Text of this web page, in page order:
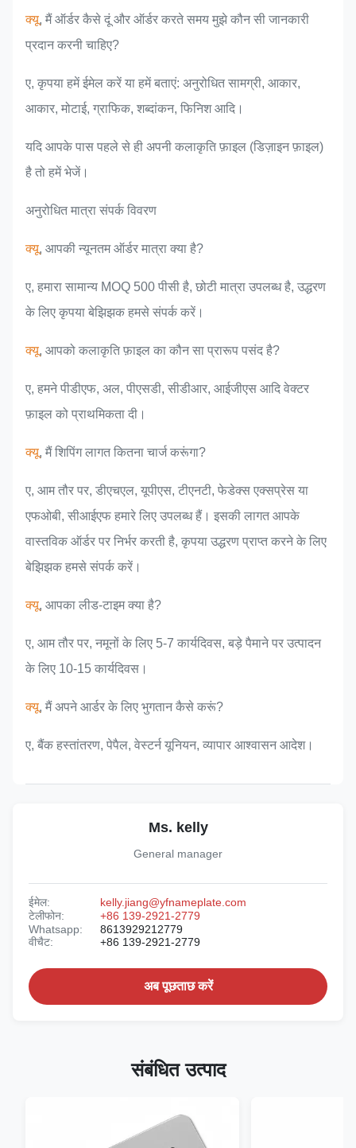
क्यू, मैं ऑर्डर कैसे दूं और ऑर्डर करते समय मुझे कौन सी जानकारी
प्रदान करनी चाहिए?
ए, कृपया हमें ईमेल करें या हमें बताएं: अनुरोधित सामग्री, आकार,
आकार, मोटाई, ग्राफिक, शब्दांकन, फिनिश आदि।
यदि आपके पास पहले से ही अपनी कलाकृति फ़ाइल (डिज़ाइन फ़ाइल)
है तो हमें भेजें।
अनुरोधित मात्रा संपर्क विवरण
क्यू, आपकी न्यूनतम ऑर्डर मात्रा क्या है?
ए, हमारा सामान्य MOQ 500 पीसी है, छोटी मात्रा उपलब्ध है, उद्धरण
के लिए कृपया बेझिझक हमसे संपर्क करें।
क्यू, आपको कलाकृति फ़ाइल का कौन सा प्रारूप पसंद है?
ए, हमने पीडीएफ, अल, पीएसडी, सीडीआर, आईजीएस आदि वेक्टर
फ़ाइल को प्राथमिकता दी।
क्यू, मैं शिपिंग लागत कितना चार्ज करूंगा?
ए, आम तौर पर, डीएचएल, यूपीएस, टीएनटी, फेडेक्स एक्सप्रेस या
एफओबी, सीआईएफ हमारे लिए उपलब्ध हैं। इसकी लागत आपके
वास्तविक ऑर्डर पर निर्भर करती है, कृपया उद्धरण प्राप्त करने के लिए
बेझिझक हमसे संपर्क करें।
क्यू, आपका लीड-टाइम क्या है?
ए, आम तौर पर, नमूनों के लिए 5-7 कार्यदिवस, बड़े पैमाने पर उत्पादन
के लिए 10-15 कार्यदिवस।
क्यू, मैं अपने आर्डर के लिए भुगतान कैसे करूं?
ए, बैंक हस्तांतरण, पेपैल, वेस्टर्न यूनियन, व्यापार आश्वासन आदेश।
Ms. kelly
General manager
ईमेल:
kelly.jiang@yfnameplate.com
टेलीफोन:
+86 139-2921-2779
Whatsapp:
8613929212779
वीचैट:
+86 139-2921-2779
अब पूछताछ करें
संबंधित उत्पाद